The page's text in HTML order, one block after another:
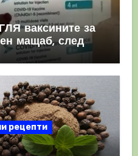
ваксините за
мащаб, след
рецепти